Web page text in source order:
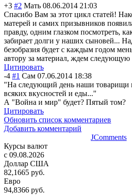
+3 #2 Мать 08.06.2014 21:03
Спасибо Вам за этот цикл статей!
матерей и самих призывников
правду, одним глазком посмотреть,
забирает долги у наших сыновей...
безобразия будет с каждым годом
автору за материал, ждем следующую
Цитировать
-4 #1 Сам 07.06.2014 18:38
"На следующий день наши товарищи
всяких вкусностей и еды..."
А "Война и мир" будет? Пятый том?
Цитировать
Обновить список комментариев
Добавить комментарий
JComments
Курсы валют
c 09.08.2026
Доллар США
82,1665 руб.
Евро
94,8366 руб.